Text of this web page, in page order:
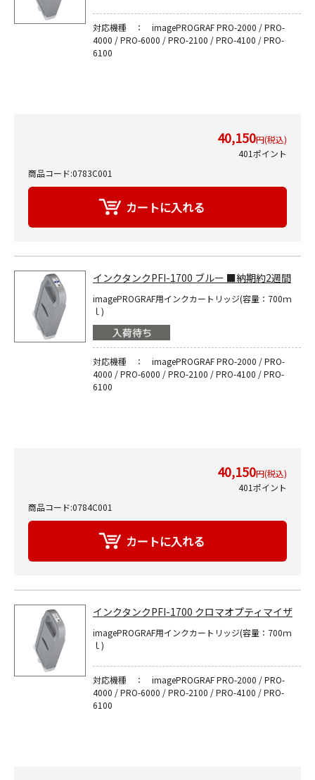
対応機種 ： imagePROGRAF PRO-2000 / PRO-
4000 / PRO-6000 / PRO-2100 / PRO-4100 / PRO-
6100
40,150円(税込)
401ポイント
商品コード:0783C001
インクタンクPFI-1700 ブルー ■納期約2週間
imagePROGRAF用インクカートリッジ(容量：700ｍ
ｌ)
対応機種 ： imagePROGRAF PRO-2000 / PRO-
4000 / PRO-6000 / PRO-2100 / PRO-4100 / PRO-
6100
40,150円(税込)
401ポイント
商品コード:0784C001
インクタンクPFI-1700 クロマオプティマイザ
imagePROGRAF用インクカートリッジ(容量：700ｍ
ｌ)
対応機種 ： imagePROGRAF PRO-2000 / PRO-
4000 / PRO-6000 / PRO-2100 / PRO-4100 / PRO-
6100